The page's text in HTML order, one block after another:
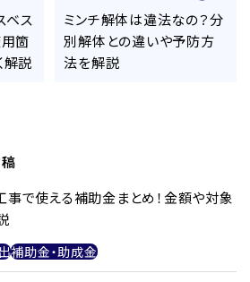
ベス
箇
解説
ミンチ解体は違法なの？分
別解体との違いや予防方
法を解説
事で使える補助金まとめ！金額や対象
補助金・助成金